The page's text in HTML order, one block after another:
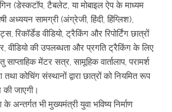
(डेस्कटॉप, टैबलेट, या मोबाइल ऐप के माध्यम
अध्ययन सामग्री (अंग्रेजी, हिंदी, हिंग्लिश),
रिकॉर्डेड वीडियो, ट्रैकिंग और रिपोर्टिंग छात्रों
वीडियो की उपलब्धता और प्रगति ट्रैकिंग के लिए
मेंटर सत्र, सामूहिक वार्तालाप, परामर्श
तथा कोचिंग संस्थानों द्वारा छात्रों को नियमित रूप
की जाएगी।
के अन्तर्गत भी मुख्यमंत्री युवा भविष्य निर्माण